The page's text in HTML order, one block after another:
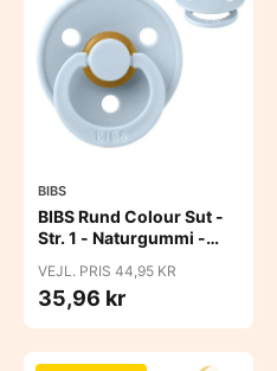
BIBS
BIBS Rund Colour Sut -
Str. 1 - Naturgummi -
VEJL. PRIS 44,95 KR
35,96 kr